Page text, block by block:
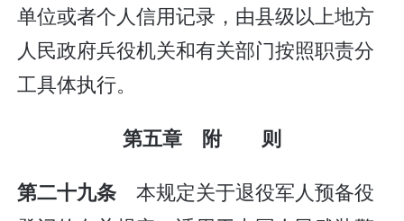
单位或者个人信用记录，由县级以上地方
人民政府兵役机关和有关部门按照职责分
工具体执行。
第五章 附 则
第二十九条 本规定关于退役军人预备役